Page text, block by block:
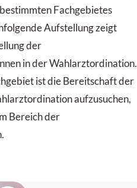
Fachgebietes
Aufstellung zeigt
der
in der Wahlarztordination.
ist die Bereitschaft der
aufzusuchen,
Bereich der